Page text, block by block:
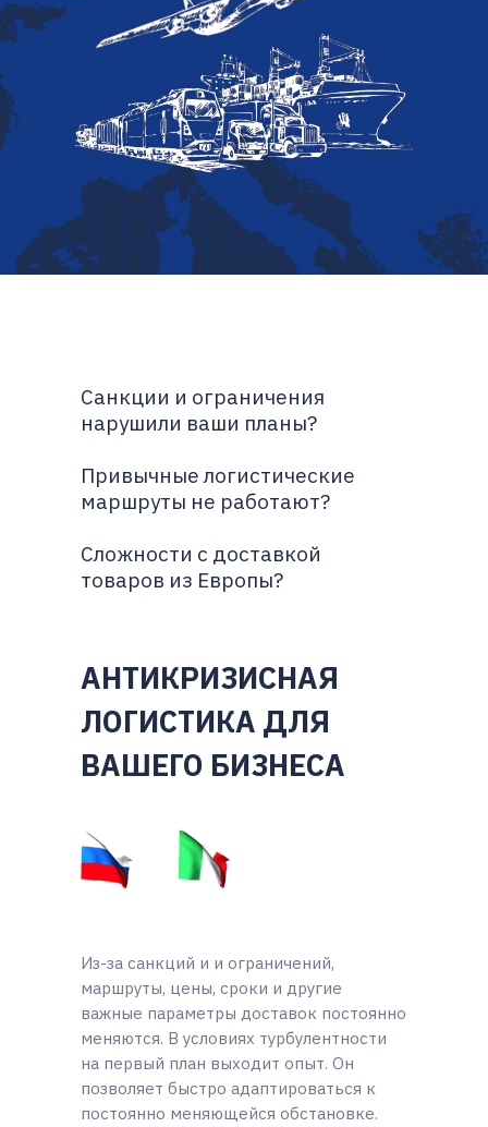
АНТИКРИЗИСНАЯ
ЛОГИСТИКА ДЛЯ
ВАШЕГО БИЗНЕСА
Из-за санкций и и ограничений,
маршруты, цены, сроки и другие
важные параметры доставок постоянно
меняются. В условиях турбулентности
на первый план выходит опыт. Он
позволяет быстро адаптироваться к
постоянно меняющейся обстановке.
Санкции и ограничения
нарушили ваши планы?
Привычные логистические
маршруты не работают?
Сложности с доставкой
товаров из Европы?